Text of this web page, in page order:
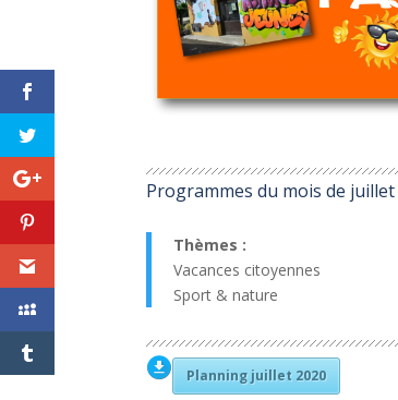
Programmes du mois de
Thèmes :
Vacances citoyennes
Sport & nature
Planning juillet 2020